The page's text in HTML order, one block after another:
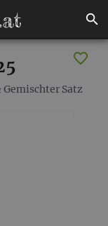
Gemischter Satz